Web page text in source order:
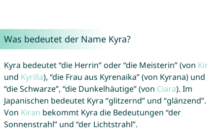
Was bedeutet der Name Kyra?
Kyra bedeutet “die Herrin” oder “die Meisterin” (von Kir
und Kyrilla), “die Frau aus Kyrenaika” (von Kyrana) und
“die Schwarze”, “die Dunkelhäutige” (von Ciara). Im
Japanischen bedeutet Kyra “glitzernd” und “glänzend”.
Von Kiran bekommt Kyra die Bedeutungen “der
Sonnenstrahl” und “der Lichtstrahl”.